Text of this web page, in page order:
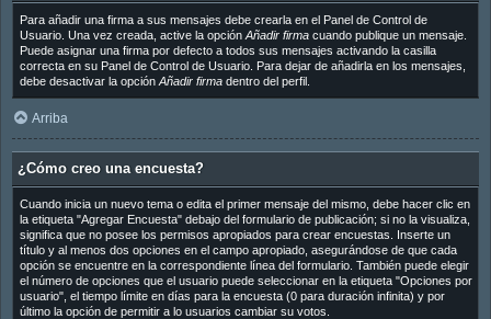
Para añadir una firma a sus mensajes debe crearla en el Panel de Control de
Usuario. Una vez creada, active la opción Añadir firmacuando publique un mensaje.
Puede asignar una firma por defecto a todos sus mensajes activando la casilla
correcta en su Panel de Control de Usuario. Para dejar de añadirla en los mensajes,
debe desactivar la opción Añadir firmadentro del perfil.
Arriba
¿Cómo creo una encuesta?
Cuando inicia un nuevo tema o edita el primer mensaje del mismo, debe hacer clic en
la etiqueta "Agregar Encuesta" debajo del formulario de publicación; si no la visualiza,
significa que no posee los permisos apropiados para crear encuestas. Inserte un
título y al menos dos opciones en el campo apropiado, asegurándose de que cada
opción se encuentre en la correspondiente línea del formulario. También puede elegir
el número de opciones que el usuario puede seleccionar en la etiqueta "Opciones por
usuario", el tiempo límite en días para la encuesta (0 para duración infinita) y por
último la opción de permitir a lo usuarios cambiar su votos.